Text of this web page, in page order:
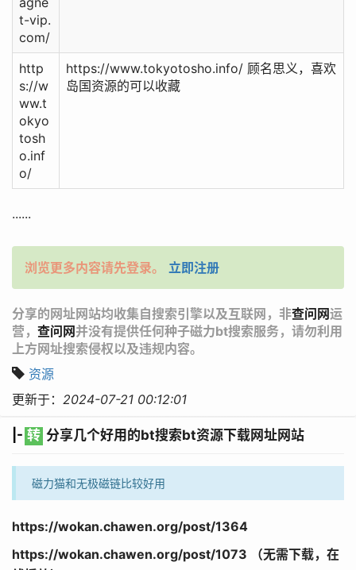
t-vip.
com/
http
s://w
ww.t
okyo
tosh
o.inf
o/
https://www.tokyotosho.info/ 顾名思义，喜欢
岛国资源的可以收藏
......
浏览更多内容请先登录。 立即注册
分享的网址网站均收集自搜索引擎以及互联网，非查问网运
营， 查问网并没有提供任何种子磁力bt搜索服务，请勿利用
上方网址搜索侵权以及违规内容。
资源
更新于： 2024-07-21 00:12:01
|- 转 分享几个好用的bt搜索bt资源下载网址网站
磁力猫和无极磁链比较好用
https://wokan.chawen.org/post/1364
https://wokan.chawen.org/post/1073 （无需下载，在